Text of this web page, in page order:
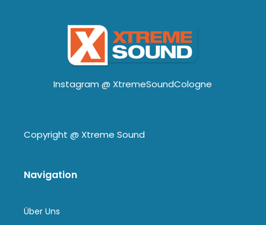
Instagram @ XtremeSoundCologne
Copyright @ Xtreme Sound
Navigation
Über Uns